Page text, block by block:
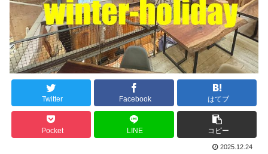
Twitter Facebook はてブ
Pocket LINE コピー
2025.12.24